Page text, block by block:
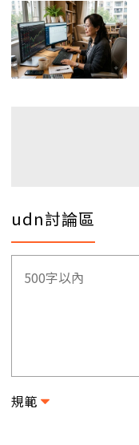
udn討論區
規範